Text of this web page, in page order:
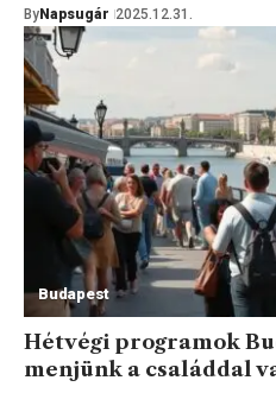
By Napsugár 2025.12.31.
Budapest
Hétvégi programok
menjünk a családdal